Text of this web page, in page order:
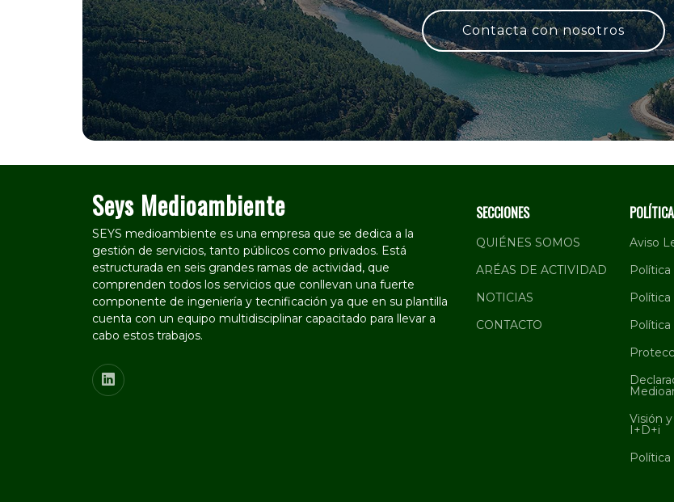
Contacta con nosotros
Seys Medioambiente
SEYS medioambiente es una empresa que se dedica a la
gestión de servicios, tanto públicos como privados. Está
estructurada en seis grandes ramas de actividad, que
comprenden todos los servicios que conllevan una fuerte
componente de ingeniería y tecnificación ya que en su plantilla
cuenta con un equipo multidisciplinar capacitado para llevar a
cabo estos trabajos.
SECCIONES
QUIÉNES SOMOS
ARÉAS DE ACTIVIDAD
NOTICIAS
CONTACTO
Aviso
Visión
I+D+i